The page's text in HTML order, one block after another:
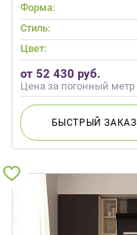
Форма:
Стиль:
Цвет:
от 52 430 руб.
Цена за погонный метр
БЫСТРЫЙЗАКАЗ